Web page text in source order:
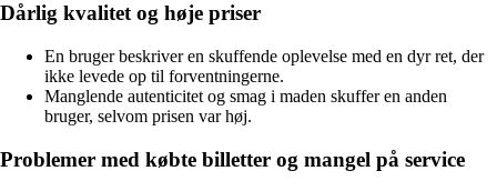
Dårlig kvalitet og høje priser
En bruger beskriver en skuffende oplevelse med en dyr ret, der
ikke levede op til forventningerne.
Manglende autenticitet og smag i maden skuffer en anden
bruger, selvom prisen var høj.
Problemer med købte billetter og mangel på service